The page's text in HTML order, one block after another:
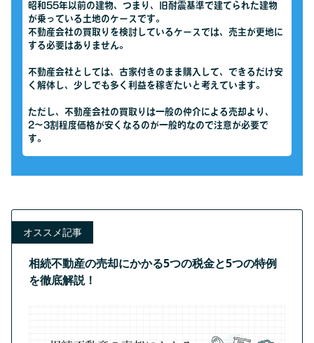
昭和55年以前の建物、つまり、旧耐震基準で建てられた建物
が乗っている土地のケースです。
不動産会社の買取りを検討しているケースでは、売主が更地に
する必要はありません。
不動産会社としては、古家付きのまま購入して、できるだけ安
く解体し、少しでも多く利益を稼ぎたいと考えています。
ただし、不動産会社の買取りは一般の仲介による売却より、
2〜3割程度価格が安くなるのが一般的なので注意が必要で
す。
オススメ記事
相続不動産の売却にかかる5つの税金と5つの特例
を徹底解説！